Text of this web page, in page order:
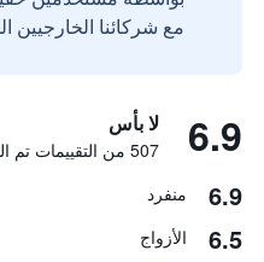
مع شركائنا الخارجيين
6.9 لا بأس
507 من التقييمات تم التحقق منها
6.9 منفرد
6.5 الأزواج